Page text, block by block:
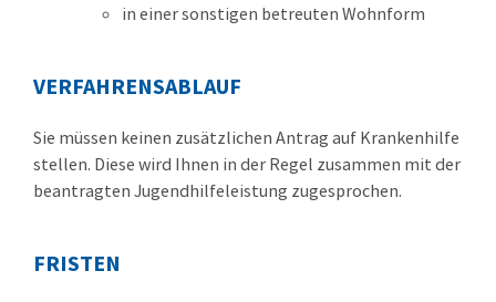
in einer sonstigen betreuten Wohnform
VERFAHRENSABLAUF
Sie müssen keinen zusätzlichen Antrag auf Krankenhilfe
stellen. Diese wird Ihnen in der Regel zusammen mit der
beantragten Jugendhilfeleistung zugesprochen.
FRISTEN